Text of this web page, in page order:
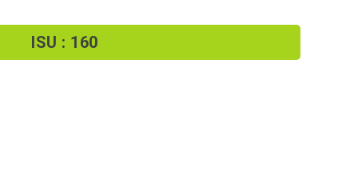
ISU : 160